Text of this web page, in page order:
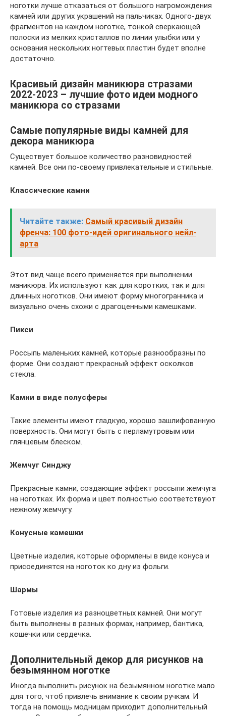
ноготки лучше отказаться от большого нагромождения
камней или других украшений на пальчиках. Одного-двух
фрагментов на каждом ноготке, тонкой сверкающей
полоски из мелких кристаллов по линии улыбки или у
основания нескольких ногтевых пластин будет вполне
достаточно.
Красивый дизайн маникюра стразами
2022-2023 – лучшие фото идеи модного
маникюра со стразами
Самые популярные виды камней для
декора маникюра
Существует большое количество разновидностей
камней. Все они по-своему привлекательные и стильные.
Классические камни
Читайте также: Самый красивый дизайн
френча: 100 фото-идей оригинального нейл-
арта
Этот вид чаще всего применяется при выполнении
маникюра. Их используют как для коротких, так и для
длинных ноготков. Они имеют форму многогранника и
визуально очень схожи с драгоценными камешками.
Пикси
Россыпь маленьких камней, которые разнообразны по
форме. Они создают прекрасный эффект осколков
стекла.
Камни в виде полусферы
Такие элементы имеют гладкую, хорошо зашлифованную
поверхность. Они могут быть с перламутровым или
глянцевым блеском.
Жемчуг Синджу
Прекрасные камни, создающие эффект россыпи жемчуга
на ноготках. Их форма и цвет полностью соответствуют
нежному жемчугу.
Конусные камешки
Цветные изделия, которые оформлены в виде конуса и
присоединятся на ноготок ко дну из фольги.
Шармы
Готовые изделия из разноцветных камней. Они могут
быть выполнены в разных формах, например, бантика,
кошечки или сердечка.
Дополнительный декор для рисунков на
безымянном ноготке
Иногда выполнить рисунок на безымянном ноготке мало
для того, чтоб привлечь внимание к своим ручкам. И
тогда на помощь модницам приходит дополнительный